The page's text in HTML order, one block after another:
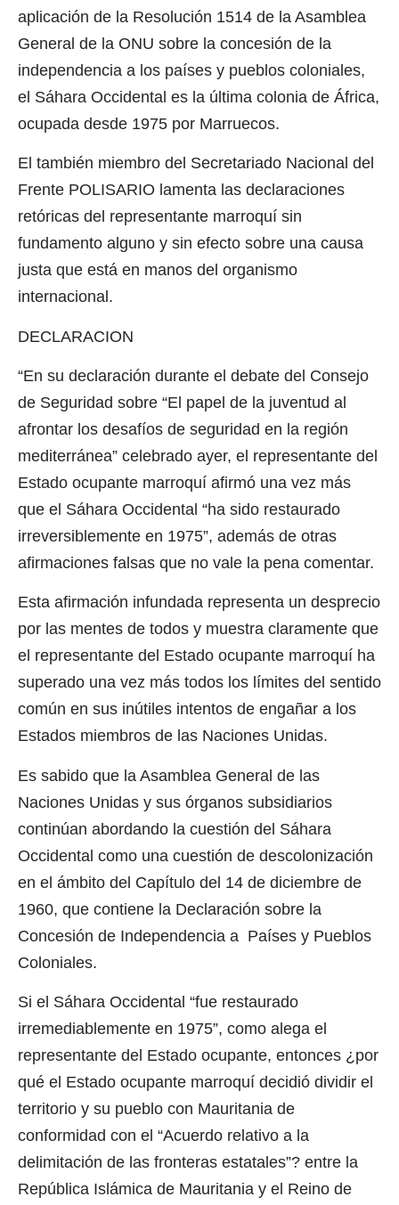
aplicación de la Resolución 1514 de la Asamblea
General de la ONU sobre la concesión de la
independencia a los países y pueblos coloniales,
el Sáhara Occidental es la última colonia de África,
ocupada desde 1975 por Marruecos.
El también miembro del Secretariado Nacional del
Frente POLISARIO lamenta las declaraciones
retóricas del representante marroquí sin
fundamento alguno y sin efecto sobre una causa
justa que está en manos del organismo
internacional.
DECLARACION
“En su declaración durante el debate del Consejo
de Seguridad sobre “El papel de la juventud al
afrontar los desafíos de seguridad en la región
mediterránea” celebrado ayer, el representante del
Estado ocupante marroquí afirmó una vez más
que el Sáhara Occidental “ha sido restaurado
irreversiblemente en 1975”, además de otras
afirmaciones falsas que no vale la pena comentar.
Esta afirmación infundada representa un desprecio
por las mentes de todos y muestra claramente que
el representante del Estado ocupante marroquí ha
superado una vez más todos los límites del sentido
común en sus inútiles intentos de engañar a los
Estados miembros de las Naciones Unidas.
Es sabido que la Asamblea General de las
Naciones Unidas y sus órganos subsidiarios
continúan abordando la cuestión del Sáhara
Occidental como una cuestión de descolonización
en el ámbito del Capítulo del 14 de diciembre de
1960, que contiene la Declaración sobre la
Concesión de Independencia a Países y Pueblos
Coloniales.
Si el Sáhara Occidental “fue restaurado
irremediablemente en 1975”, como alega el
representante del Estado ocupante, entonces ¿por
qué el Estado ocupante marroquí decidió dividir el
territorio y su pueblo con Mauritania de
conformidad con el “Acuerdo relativo a la
delimitación de las fronteras estatales”? entre la
República Islámica de Mauritania y el Reino de